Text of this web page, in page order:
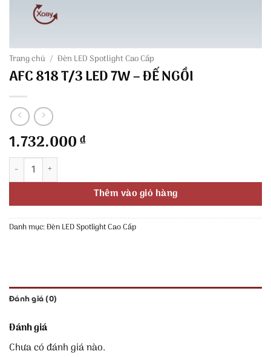
Trang chủ / Đèn LED Spotlight Cao Cấp
AFC 818 T/3 LED 7W – ĐẾ NGỒI
1.732.000 ₫
AFC 818 T/3 LED 7W - ĐẾ NGỒI số lượng
Thêm vào giỏ hàng
Danh mục:Đèn LED Spotlight Cao Cấp
Đánh giá (0)
Đánh giá
Chưa có đánh giá nào.